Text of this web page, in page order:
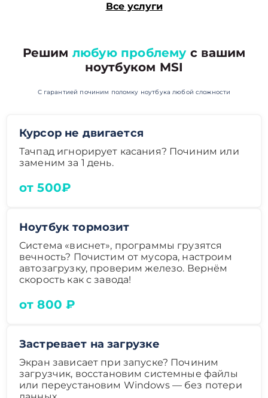
Все услуги
Решим любую проблему с вашим
ноутбуком MSI
С гарантией починим поломку ноутбука любой сложности
Курсор не двигается
Тачпад игнорирует касания? Починим или
заменим за 1 день.
от 500₽
Ноутбук тормозит
Система «виснет», программы грузятся
вечность? Почистим от мусора, настроим
автозагрузку, проверим железо. Вернём
скорость как с завода!
от 800 ₽
Застревает на загрузке
Экран зависает при запуске? Починим
загрузчик, восстановим системные файлы
или переустановим Windows — без потери